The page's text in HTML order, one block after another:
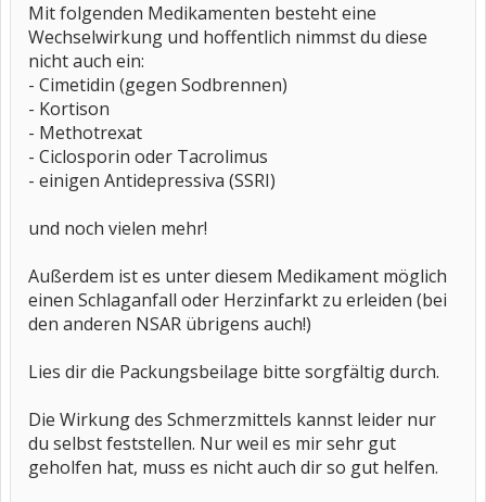
Mit folgenden Medikamenten besteht eine
Wechselwirkung und hoffentlich nimmst du diese
nicht auch ein:
- Cimetidin (gegen Sodbrennen)
- Kortison
- Methotrexat
- Ciclosporin oder Tacrolimus
- einigen Antidepressiva (SSRI)
und noch vielen mehr!
Außerdem ist es unter diesem Medikament möglich
einen Schlaganfall oder Herzinfarkt zu erleiden (bei
den anderen NSAR übrigens auch!)
Lies dir die Packungsbeilage bitte sorgfältig durch.
Die Wirkung des Schmerzmittels kannst leider nur
du selbst feststellen. Nur weil es mir sehr gut
geholfen hat, muss es nicht auch dir so gut helfen.